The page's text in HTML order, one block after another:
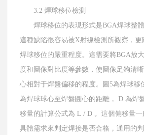
3.2 焊球移位檢測
焊球移位的表現形式是BGA焊球整
這種缺陷很容易被X射線檢測所觀察，更
焊球移位的嚴重程度。這需要將BGA放
度和圖像對比度等參數，使圖像足夠清
心相對于焊盤偏移的程度。圖5為焊球移
為焊球球心至焊盤圓心的距離， D 為焊
移量的計算公式為 L / D 。這個偏移量
具體需求來判定焊接是否合格，通用的